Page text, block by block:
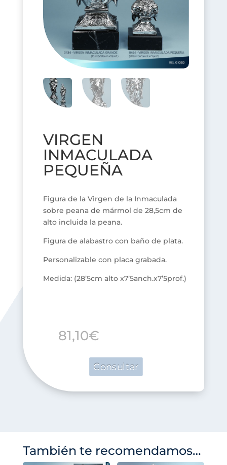
VIRGEN
INMACULADA
PEQUEÑA
Figura de la Virgen de la Inmaculada
sobre peana de mármol de 28,5cm de
alto incluida la peana.
Figura de alabastro con baño de plata.
Personalizable con placa grabada.
Medida: (28’5cm alto x7’5anch.x7’5prof.)
81,10€
Consultar
También te recomendamos…